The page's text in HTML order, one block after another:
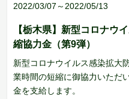
2022/03/07～2022/05/13
【栃木県】新型コロナウ
縮協力金（第9弾）
新型コロナウイルス感染拡大
業時間の短縮に御協力いただ
金を支給します。